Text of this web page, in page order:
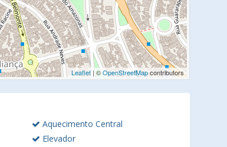
Leaflet| ©OpenStreetMapcontributors
Aquecimento Central
Elevador